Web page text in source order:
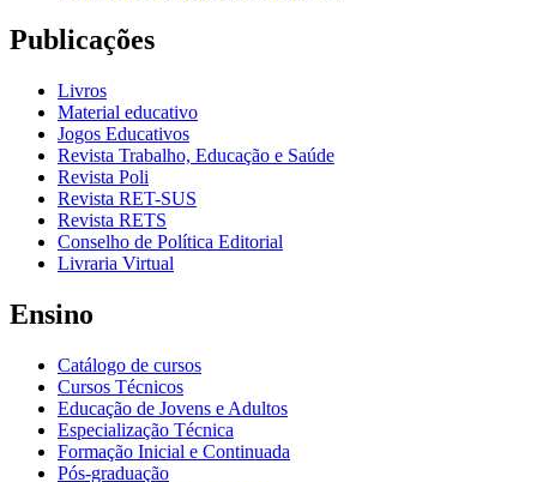
Publicações
Livros
Material educativo
Jogos Educativos
Revista Trabalho, Educação e Saúde
Revista Poli
Revista RET-SUS
Revista RETS
Conselho de Política Editorial
Livraria Virtual
Ensino
Catálogo de cursos
Cursos Técnicos
Educação de Jovens e Adultos
Especialização Técnica
Formação Inicial e Continuada
Pós-graduação